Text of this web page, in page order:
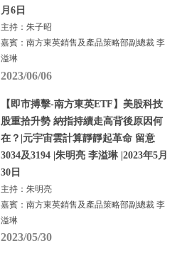
月6日
主持：朱子昭
嘉賓：南方東英銷售及產品策略部副總裁 李
溢琳
2023/06/06
【即市搏擊-南方東英ETF】美股科技
股重拾升勢 納指持續走高背後原因何
在？|元宇宙雲計算靜靜起革命 留意
3034及3194 |朱明亮 李溢琳 |2023年5月
30日
主持：朱明亮
嘉賓：南方東英銷售及產品策略部副總裁 李
溢琳
2023/05/30